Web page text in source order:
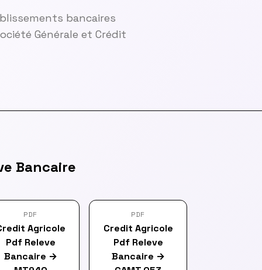
bancaires
Générale et Crédit
Bancaire
PDF
Agricole
Pdf Releve
Bancaire →
PDF
Credit Agricole
Pdf Releve
Bancaire →